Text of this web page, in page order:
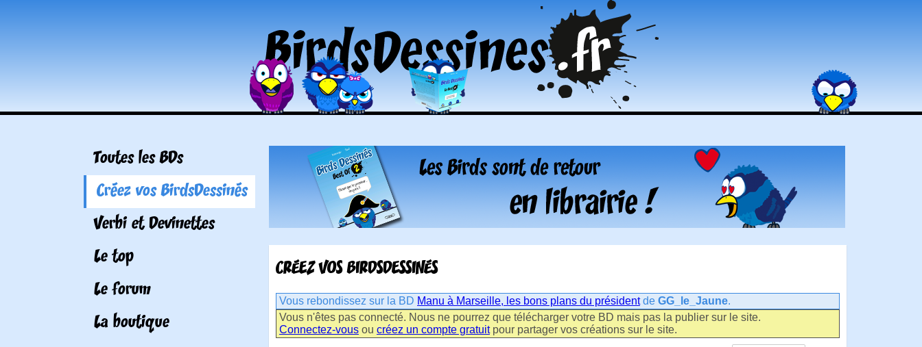
Toutes les BDs
Créez vos BirdsDessinés
Verbi et Devinettes
Le top
Le forum
La boutique
CRÉEZ VOS BIRDSDESSINÉS
Vous rebondissez sur la BD Manu à Marseille, les bons plans du présidentde GG_le_Jaune.
Vous n'êtes pas connecté. Nous ne pourrez que télécharger votre BD mais pas la publier sur le site.
Connectez-vous ou créez un compte gratuitpour partager vos créations sur le site.